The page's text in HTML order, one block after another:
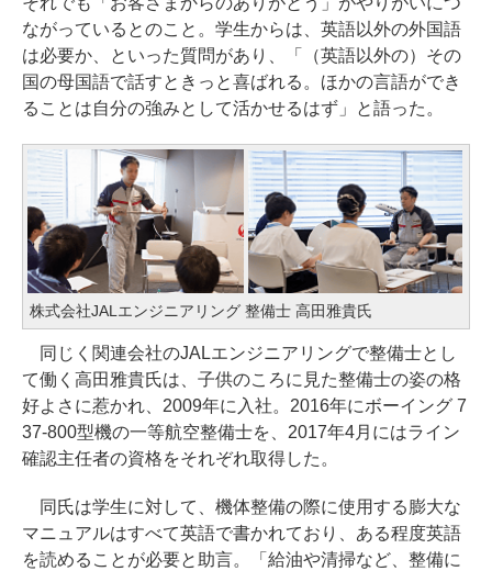
ながっているとのこと。学生からは、英語以外の外国語
は必要か、といった質問があり、「（英語以外の）その
国の母国語で話すときっと喜ばれる。ほかの言語ができ
ることは自分の強みとして活かせるはず」と語った。
株式会社JALエンジニアリング 整備士 高田雅貴氏
同じく関連会社のJALエンジニアリングで整備士とし
て働く高田雅貴氏は、子供のころに見た整備士の姿の格
好よさに惹かれ、2009年に入社。2016年にボーイング 7
37-800型機の一等航空整備士を、2017年4月にはライン
確認主任者の資格をそれぞれ取得した。
同氏は学生に対して、機体整備の際に使用する膨大な
マニュアルはすべて英語で書かれており、ある程度英語
を読めることが必要と助言。「給油や清掃など、整備に